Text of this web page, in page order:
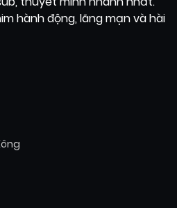
hành động, lãng mạn và hài